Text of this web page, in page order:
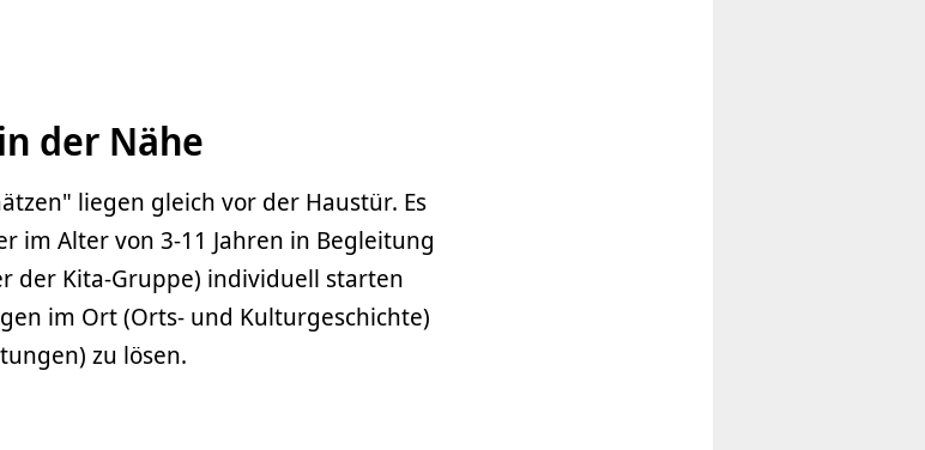
der Nähe
liegen gleich vor der Haustür. Es
im Alter von 3-11 Jahren in Begleitung
der Kita-Gruppe) individuell starten
im Ort (Orts- und Kulturgeschichte)
zu lösen.